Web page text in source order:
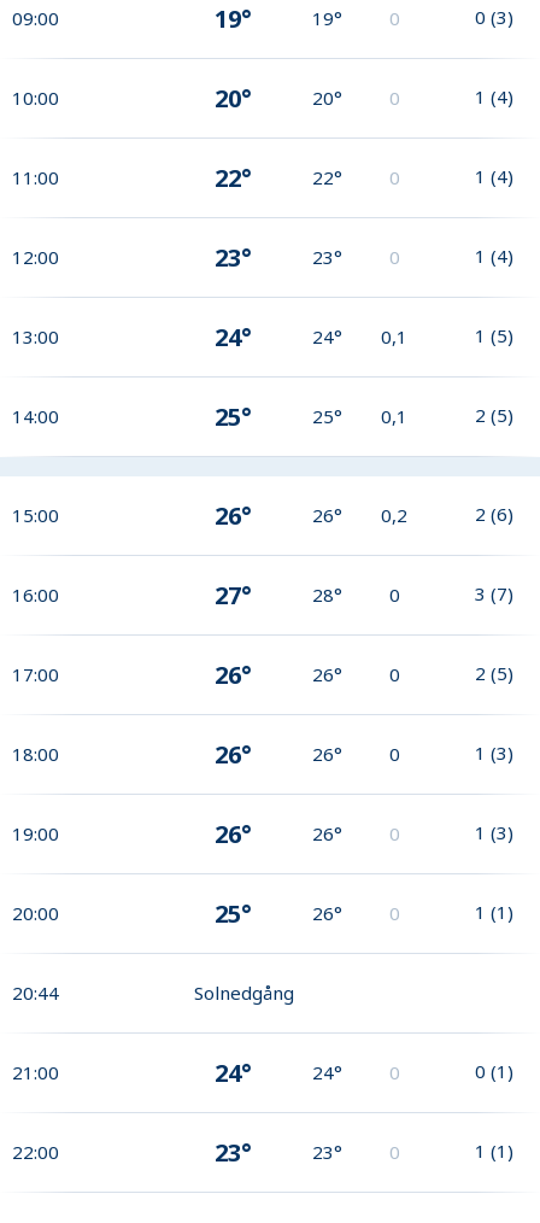
09:00 19° 19° 0 0 (3)
10:00 20° 20° 0 1 (4)
11:00 22° 22° 0 1 (4)
12:00 23° 23° 0 1 (4)
13:00 24° 24° 0,1 1 (5)
14:00 25° 25° 0,1 2 (5)
15:00 26° 26° 0,2 2 (6)
16:00 27° 28° 0 3 (7)
17:00 26° 26° 0 2 (5)
18:00 26° 26° 0 1 (3)
19:00 26° 26° 0 1 (3)
20:00 25° 26° 0 1 (1)
20:44 Solnedgång
21:00 24° 24° 0 0 (1)
22:00 23° 23° 0 1 (1)